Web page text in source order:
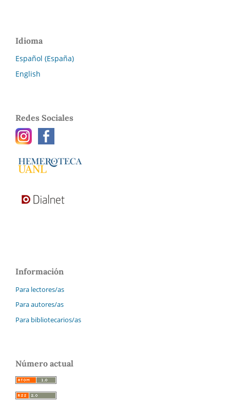
Idioma
Español (España)
English
Redes Sociales
Información
Para lectores/as
Para autores/as
Para bibliotecarios/as
Número actual